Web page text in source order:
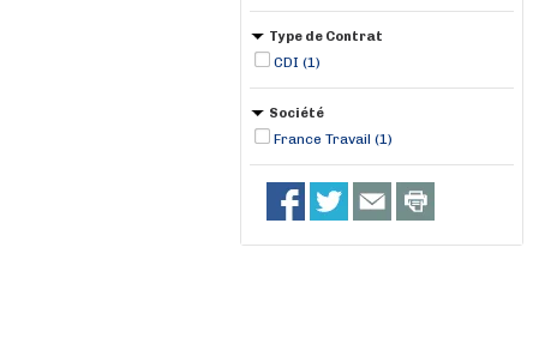
Type de Contrat
CDI (1)
Société
France Travail (1)